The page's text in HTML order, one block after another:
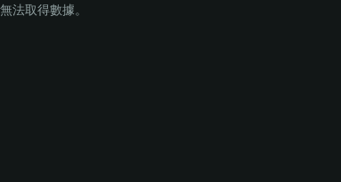
हिन्दी
無法取得數據。